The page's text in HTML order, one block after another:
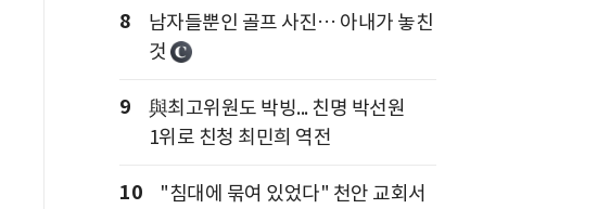
8
남자들뿐인 골프 사진… 아내가 놓친
것
9
與최고위원도 박빙... 친명 박선원
1위로 친청 최민희 역전
10
"침대에 묶여 있었다" 천안 교회서